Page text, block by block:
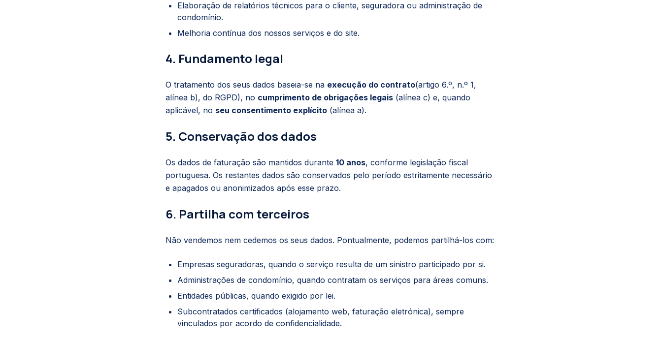
Elaboração de relatórios técnicos para o cliente, seguradora ou administração de
condomínio.
Melhoria contínua dos nossos serviços e do site.
4. Fundamento legal
O tratamento dos seus dados baseia-se na execução do contrato(artigo 6.º, n.º 1,
alínea b), do RGPD), no cumprimento de obrigações legais (alínea c) e, quando
aplicável, no seu consentimento explícito (alínea a).
5. Conservação dos dados
Os dados de faturação são mantidos durante 10 anos, conforme legislação fiscal
portuguesa. Os restantes dados são conservados pelo período estritamente necessário
e apagados ou anonimizados após esse prazo.
6. Partilha com terceiros
Não vendemos nem cedemos os seus dados. Pontualmente, podemos partilhá-los com:
Empresas seguradoras, quando o serviço resulta de um sinistro participado por si.
Administrações de condomínio, quando contratam os serviços para áreas comuns.
Entidades públicas, quando exigido por lei.
Subcontratados certificados (alojamento web, faturação eletrónica), sempre
vinculados por acordo de confidencialidade.